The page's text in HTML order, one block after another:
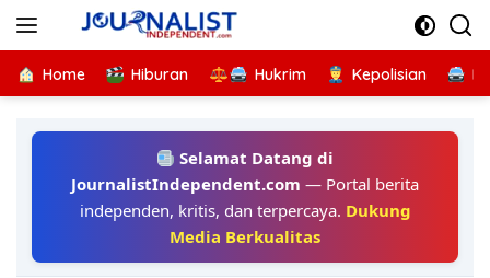
Home Hiburan Hukrim Kepolisian
Selamat Datang di
JournalistIndependent.com — Portal berita
independen, kritis, dan terpercaya. Dukung
Media Berkualitas